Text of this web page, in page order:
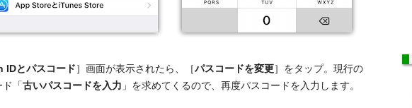
IDとパスコード］画面が表示されたら、［パスコードを変更］をタップ。現行の
「古いパスコードを入力 」を求めてくるので、再度パスコードを入力します。